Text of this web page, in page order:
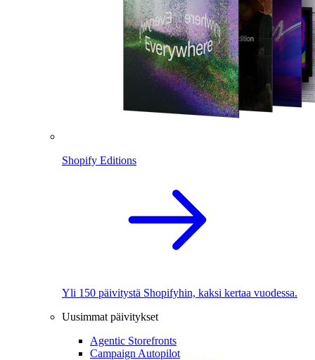
Shopify Editions
Yli 150 päivitystä Shopifyhin, kaksi kertaa vuodessa.
Uusimmat päivitykset
Agentic Storefronts
Campaign Autopilot